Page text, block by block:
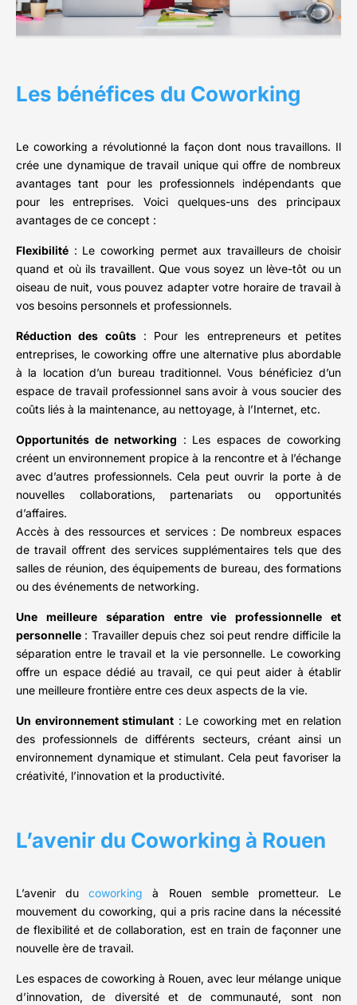
Les bénéfices du Coworking
Le coworking a révolutionné la façon dont nous travaillons. Il
crée une dynamique de travail unique qui offre de nombreux
avantages tant pour les professionnels indépendants que
pour les entreprises. Voici quelques-uns des principaux
avantages de ce concept :
Flexibilité : Le coworking permet aux travailleurs de choisir
quand et où ils travaillent. Que vous soyez un lève-tôt ou un
oiseau de nuit, vous pouvez adapter votre horaire de travail à
vos besoins personnels et professionnels.
Réduction des coûts: Pour les entrepreneurs et petites
entreprises, le coworking offre une alternative plus abordable
à la location d’un bureau traditionnel. Vous bénéficiez d’un
espace de travail professionnel sans avoir à vous soucier des
coûts liés à la maintenance, au nettoyage, à l’Internet, etc.
Opportunités de networking : Les espaces de coworking
créent un environnement propice à la rencontre et à l’échange
avec d’autres professionnels. Cela peut ouvrir la porte à de
nouvelles collaborations, partenariats ou opportunités
d’affaires.
Accès à des ressources et services : De nombreux espaces
de travail offrent des services supplémentaires tels que des
salles de réunion, des équipements de bureau, des formations
ou des événements de networking.
Une meilleure séparation entre vie professionnelle et
personnelle : Travailler depuis chez soi peut rendre difficile la
séparation entre le travail et la vie personnelle. Le coworking
offre un espace dédié au travail, ce qui peut aider à établir
une meilleure frontière entre ces deux aspects de la vie.
Un environnement stimulant : Le coworking met en relation
des professionnels de différents secteurs, créant ainsi un
environnement dynamique et stimulant. Cela peut favoriser la
créativité, l’innovation et la productivité.
L’avenir du Coworking à Rouen
L’avenir ducoworking à Rouen semble prometteur. Le
mouvement du coworking, qui a pris racine dans la nécessité
de flexibilité et de collaboration, est en train de façonner une
nouvelle ère de travail.
Les espaces de coworking à Rouen, avec leur mélange unique
d’innovation, de diversité et de communauté, sont non